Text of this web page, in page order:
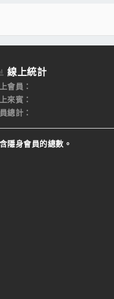
線上統計
會員
來賓
總計
隱身會員的總數。